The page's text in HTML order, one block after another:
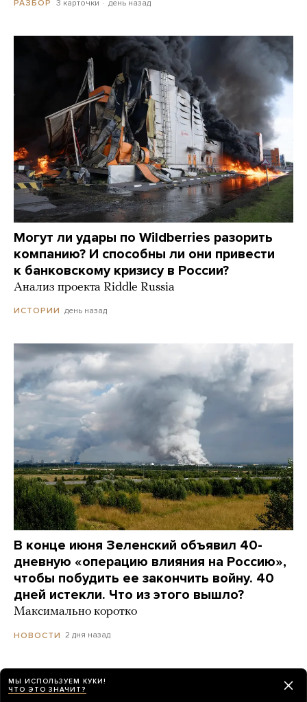
РАЗБОР 3 карточки день назад
Могут ли удары по Wildberries разорить
компанию? И способны ли они привести
к банковскому кризису в России?
Анализ проекта Riddle Russia
ИСТОРИИ день назад
В конце июня Зеленский объявил 40-
дневную «операцию влияния на Россию»,
чтобы побудить ее закончить войну. 40
дней истекли. Что из этого вышло?
Максимально коротко
НОВОСТИ 2 дня назад
МЫ ИСПОЛЬЗУЕМ КУКИ!
ЧТО ЭТО ЗНАЧИТ?